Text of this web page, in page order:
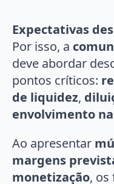
Expectativas
Por isso, a
deve abordar
pontos críticos:
de liquidez,
envolvimento
Ao apresentar
margens
monetização,